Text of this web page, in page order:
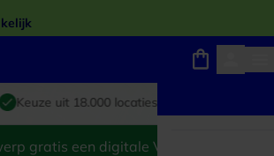
Giftcard van het jaar 2026
Keuze uit 18.000 locaties
Winkels, webshops en uitjes
gratis een digitale VVV